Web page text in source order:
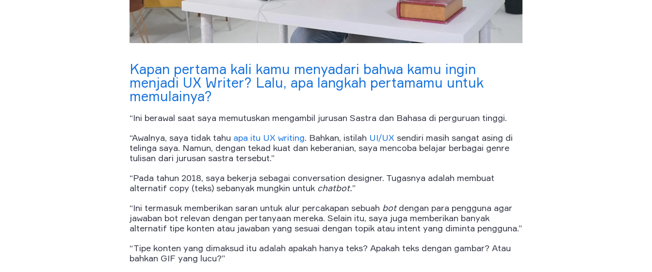
Kapan pertama kali kamu menyadari bahwa kamu ingin
menjadi UX Writer? Lalu, apa langkah pertamamu untuk
memulainya?
“Ini berawal saat saya memutuskan mengambil jurusan Sastra dan Bahasa di perguruan tinggi.
“Awalnya, saya tidak tahu apa itu UX writing. Bahkan, istilah UI/UX sendiri masih sangat asing di
telinga saya. Namun, dengan tekad kuat dan keberanian, saya mencoba belajar berbagai genre
tulisan dari jurusan sastra tersebut.”
“Pada tahun 2018, saya bekerja sebagai conversation designer. Tugasnya adalah membuat
alternatif copy (teks) sebanyak mungkin untuk chatbot.”
“Ini termasuk memberikan saran untuk alur percakapan sebuah bot dengan para pengguna agar
jawaban bot relevan dengan pertanyaan mereka. Selain itu, saya juga memberikan banyak
alternatif tipe konten atau jawaban yang sesuai dengan topik atau intent yang diminta pengguna.”
“Tipe konten yang dimaksud itu adalah apakah hanya teks? Apakah teks dengan gambar? Atau
bahkan GIF yang lucu?”